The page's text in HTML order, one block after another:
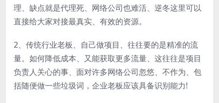
理、缺点就是代理死、网络公司也难活、逆冬这里可以
直接给大家对接最真实、有效的资源。
2、传统行业老板、自己做项目、往往要的是精准的流
量。如何降低成本、又能获取更多流量、这往往是项目
负责人关心的事、面对许多网络公司忽悠、不作为、包
括随便做一些垃圾词，企业老板应该具备识别能力!